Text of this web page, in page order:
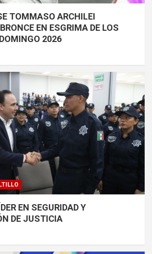
TOMMASO ARCHILEI
EN ESGRIMA DE LOS
2026
EN SEGURIDAD Y
DE JUSTICIA